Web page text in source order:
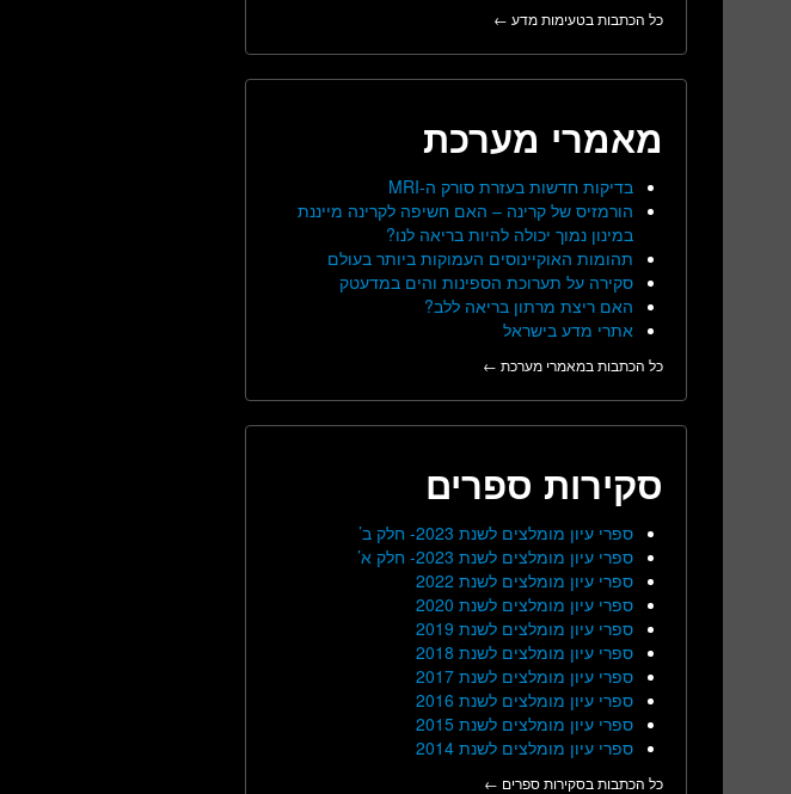
כל הכתבות בטעימות מדע ←
מאמרי מערכת
בדיקות חדשות בעזרת סורק ה-MRI
הורמזיס של קרינה – האם חשיפה לקרינה מייננת
במינון נמוך יכולה להיות בריאה לנו?
תהומות האוקיינוסים העמוקות ביותר בעולם
סקירה על תערוכת הספינות והים במדעטק
האם ריצת מרתון בריאה ללב?
אתרי מדע בישראל
כל הכתבות במאמרי מערכת ←
סקירות ספרים
ספרי עיון מומלצים לשנת 2023- חלק ב’
ספרי עיון מומלצים לשנת 2023- חלק א’
ספרי עיון מומלצים לשנת 2022
ספרי עיון מומלצים לשנת 2020
ספרי עיון מומלצים לשנת 2019
ספרי עיון מומלצים לשנת 2018
ספרי עיון מומלצים לשנת 2017
ספרי עיון מומלצים לשנת 2016
ספרי עיון מומלצים לשנת 2015
ספרי עיון מומלצים לשנת 2014
כל הכתבות בסקירות ספרים ←